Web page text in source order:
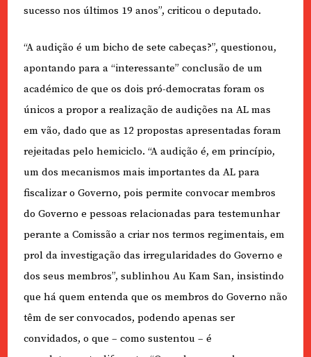
sucesso nos últimos 19 anos”, criticou o deputado.
“A audição é um bicho de sete cabeças?”, questionou,
apontando para a “interessante” conclusão de um
académico de que os dois pró-democratas foram os
únicos a propor a realização de audições na AL mas
em vão, dado que as 12 propostas apresentadas foram
rejeitadas pelo hemiciclo. “A audição é, em princípio,
um dos mecanismos mais importantes da AL para
fiscalizar o Governo, pois permite convocar membros
do Governo e pessoas relacionadas para testemunhar
perante a Comissão a criar nos termos regimentais, em
prol da investigação das irregularidades do Governo e
dos seus membros”, sublinhou Au Kam San, insistindo
que há quem entenda que os membros do Governo não
têm de ser convocados, podendo apenas ser
convidados, o que – como sustentou – é